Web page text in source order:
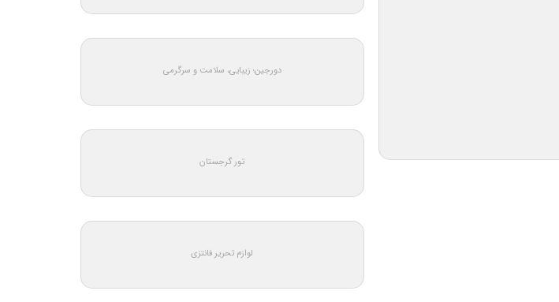
دورجین؛ زیبایی، سلامت و سرگرمی
تور گرجستان
لوازم تحریر فانتزی